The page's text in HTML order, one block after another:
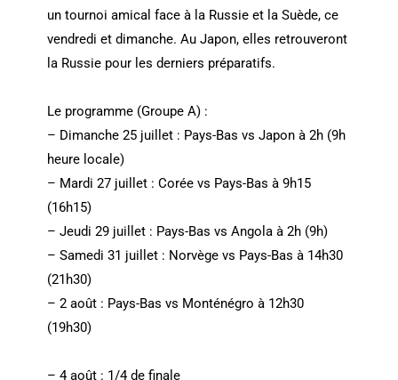
un tournoi amical face à la Russie et la Suède, ce
vendredi et dimanche. Au Japon, elles retrouveront
la Russie pour les derniers préparatifs.
Le programme (Groupe A) :
– Dimanche 25 juillet : Pays-Bas vs Japon à 2h (9h
heure locale)
– Mardi 27 juillet : Corée vs Pays-Bas à 9h15
(16h15)
– Jeudi 29 juillet : Pays-Bas vs Angola à 2h (9h)
– Samedi 31 juillet : Norvège vs Pays-Bas à 14h30
(21h30)
– 2 août : Pays-Bas vs Monténégro à 12h30
(19h30)
– 4 août : 1/4 de finale